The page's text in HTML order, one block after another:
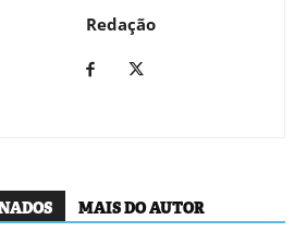
Redação
MAIS DO AUTOR